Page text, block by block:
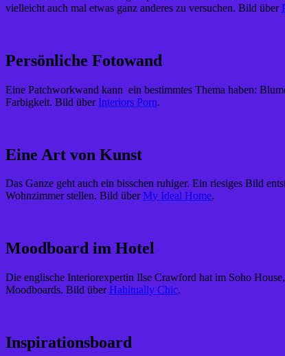
vielleicht auch mal etwas ganz anderes zu versuchen. Bild über
Persönliche Fotowand
Eine Patchworkwand kann ein bestimmtes Thema haben:
Farbigkeit. Bild über Interiors Porn.
Eine Art von Kunst
Das Ganze geht auch ein bisschen ruhiger. Ein riesiges Bild
Wohnzimmer stellen. Bild über My Ideal Home.
Moodboard im Hotel
Die englische Interiorexpertin Ilse Crawford hat im Soho
Moodboards. Bild über Habitually Chic.
Inspirationsboard